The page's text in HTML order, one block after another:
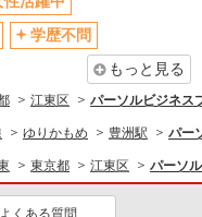
事務
学歴不問
もっと見る
江東区 パーソルビジネス
ゆりかもめ 豊洲駅 パー
東京都 江東区 パーソ
よくある質問